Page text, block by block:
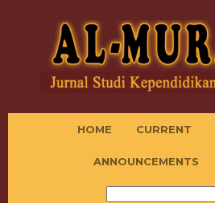
HOME CURRENT
ANNOUNCEMENTS